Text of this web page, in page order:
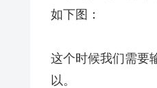
如下图：
这个时候我们需要
以。